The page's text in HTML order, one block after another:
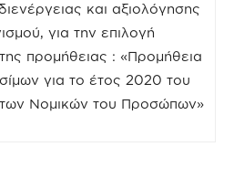
και αξιολόγησης
για την επιλογή
προμήθειας : «Προμήθεια
για το έτος 2020 του
Νομικών του Προσώπων»